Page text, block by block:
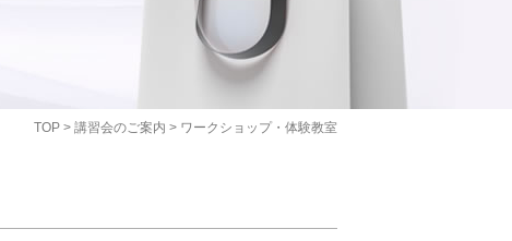
TOP > 講習会のご案内 > ワークショップ・体験教室